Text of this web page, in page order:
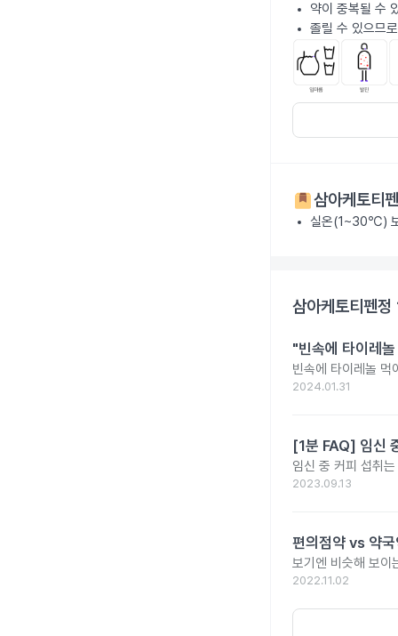
약이 중복될 수
졸릴 수 있으므
삼아케토티
실온(1~30℃)
삼아케토티펜
"빈속에 타이레
빈속에 타이레놀 먹
2024.01.31
[1분 FAQ] 임신
임신 중 커피 섭취
2023.09.13
편의점약 vs 약
보기엔 비슷해 보이
2022.11.02